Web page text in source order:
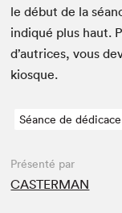
le début de la
indiqué plus haut.
d’autrices, vous
kiosque.
Séance de dédicace
Présenté par
CASTERMAN